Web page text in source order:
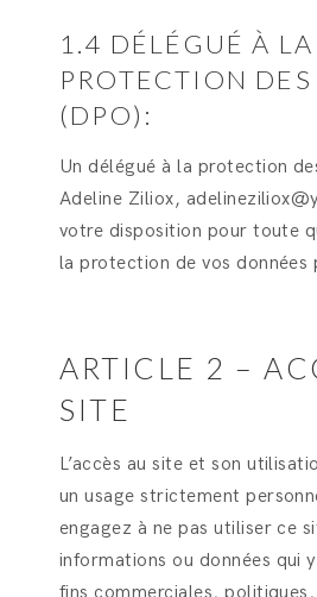
1.4 DÉLÉGUÉ À LA
PROTECTION
(DPO):
Un délégué à la protection
Adeline Ziliox,
votre disposition pour toute
la protection de vos données
ARTICLE 2 –
SITE
L’accès au site et son
un usage strictement
engagez à ne pas utiliser ce
informations ou données qui